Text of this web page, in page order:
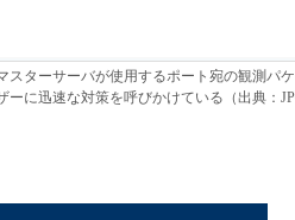
スターサーバが使用するポート宛の観測パ
に迅速な対策を呼びかけている（出典：